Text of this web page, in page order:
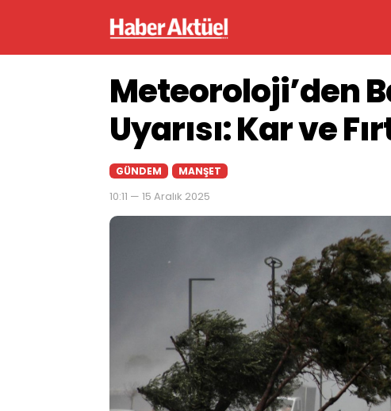
Meteoroloji’den
Uyarısı: Kar ve
GÜNDEM MANŞET
10:11 — 15 Aralık 2025